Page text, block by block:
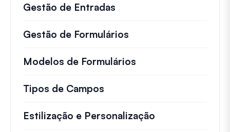
Gestão de Entradas
Gestão de Formulários
Modelos de Formulários
Tipos de Campos
Estilização e Personalização